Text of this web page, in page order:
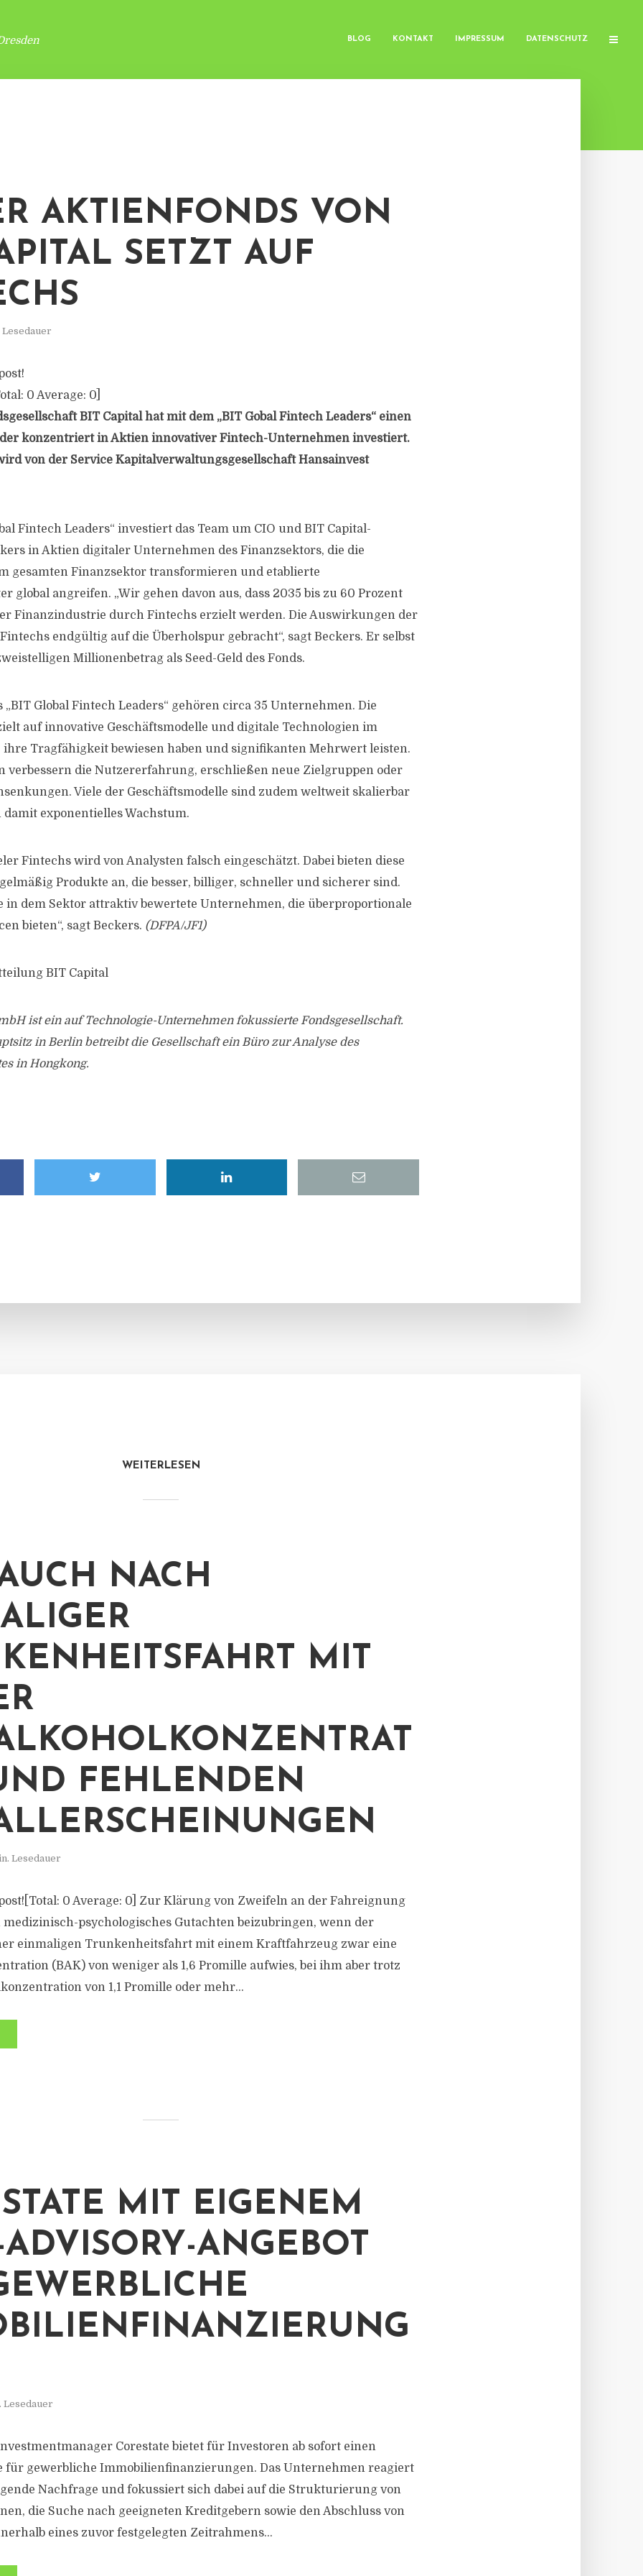
BLOG KONTAKT IMPRESSUM DATENSCHUTZ
AKTIENFONDS VON
SETZT AUF
Lesedauer
0 Average: 0
BIT Capital hat mit dem „BIT Gobal Fintech Leaders“ einen
der konzentriert in Aktien innovativer Fintech-Unternehmen investiert.
von der Service Kapitalverwaltungsgesellschaft Hansainvest
Fintech Leaders“ investiert das Team um CIO und BIT Capital-
in Aktien digitaler Unternehmen des Finanzsektors, die die
gesamten Finanzsektor transformieren und etablierte
global angreifen. „Wir gehen davon aus, dass 2035 bis zu 60 Prozent
Finanzindustrie durch Fintechs erzielt werden. Die Auswirkungen der
endgültig auf die Überholspur gebracht“, sagt Beckers. Er selbst
Millionenbetrag als Seed-Geld des Fonds.
„BIT Global Fintech Leaders“ gehören circa 35 Unternehmen. Die
auf innovative Geschäftsmodelle und digitale Technologien im
ihre Tragfähigkeit bewiesen haben und signifikanten Mehrwert leisten.
verbessern die Nutzererfahrung, erschließen neue Zielgruppen oder
Viele der Geschäftsmodelle sind zudem weltweit skalierbar
exponentielles Wachstum.
Fintechs wird von Analysten falsch eingeschätzt. Dabei bieten diese
Produkte an, die besser, billiger, schneller und sicherer sind.
in dem Sektor attraktiv bewertete Unternehmen, die überproportionale
bieten“, sagt Beckers. (DFPA/JF1)
BIT Capital
ist ein auf Technologie-Unternehmen fokussierte Fondsgesellschaft.
in Berlin betreibt die Gesellschaft ein Büro zur Analyse des
in Hongkong.
WEITERLESEN
NACH
MIT
FEHLENDEN
Lesedauer
0 Average: 0] Zur Klärung von Zweifeln an der Fahreignung
psychologisches Gutachten beizubringen, wenn der
einmaligen Trunkenheitsfahrt mit einem Kraftfahrzeug zwar eine
(BAK) von weniger als 1,6 Promille aufwies, bei ihm aber trotz
von 1,1 Promille oder mehr...
MIT EIGENEM
ANGEBOT
Lesedauer
Corestate bietet für Investoren ab sofort einen
für gewerbliche Immobilienfinanzierungen. Das Unternehmen reagiert
Nachfrage und fokussiert sich dabei auf die Strukturierung von
die Suche nach geeigneten Kreditgebern sowie den Abschluss von
eines zuvor festgelegten Zeitrahmens...